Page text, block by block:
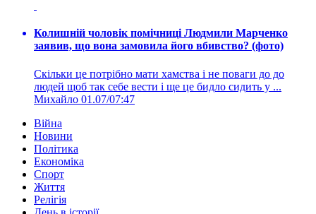
Колишній чоловік помічниці Людмили Марченко
заявив, що вона замовила його вбивство? (фото)
Скільки це потрібно мати хамства і не поваги до до
людей щоб так себе вести і ще це бидло сидить у ...
Михайло 01.07/07:47
Війна
Новини
Політика
Економіка
Спорт
Життя
Релігія